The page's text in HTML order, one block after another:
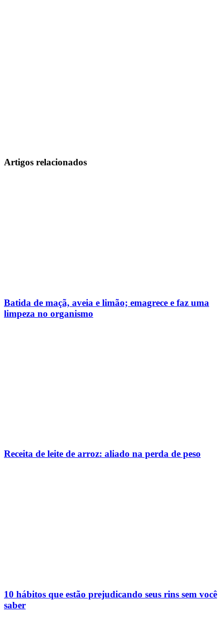
Artigos relacionados
Batida de maçã, aveia e limão; emagrece e faz uma
limpeza no organismo
Receita de leite de arroz: aliado na perda de peso
10 hábitos que estão prejudicando seus rins sem você
saber